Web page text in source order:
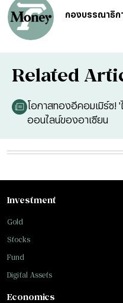
กองบรรณาธิก
Related
โอกาสทองอีคอมเมิร์ซ! '
ออนไลน์ของอาเซียน
Investment
Gold
Stocks
Fund
Digital Assets
Economics